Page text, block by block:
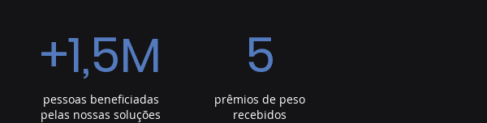
+1,5M
pessoas beneficiadas
pelas nossas soluções
5
prêmios de peso
recebidos